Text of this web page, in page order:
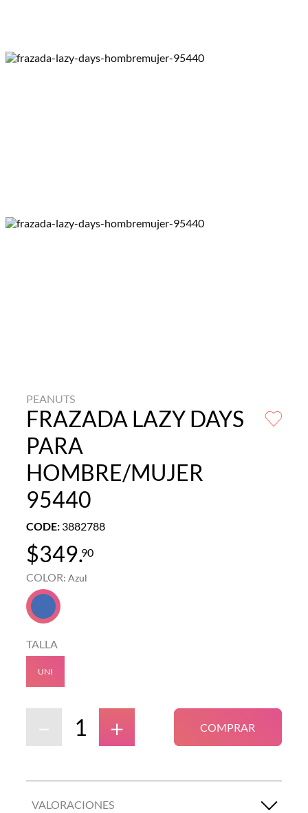
PEANUTS
FRAZADA LAZY DAYS
PARA
HOMBRE/MUJER
95440
CODE: 3882788
$349.90
COLOR: Azul
TALLA
UNI
＋
－ COMPRAR
VALORACIONES